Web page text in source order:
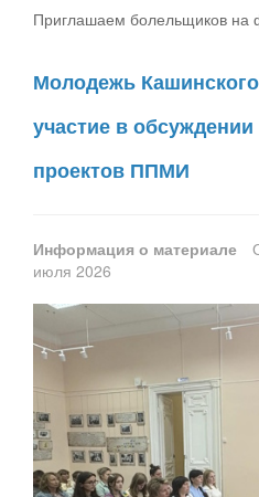
Приглашаем болельщиков на
Молодежь
участие в
проектов ППМИ
Информация о материале
июля 2026